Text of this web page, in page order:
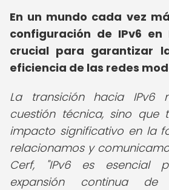
En un mundo cada vez
configuración de IPv6 en
crucial para garantizar
eficiencia de las redes
La transición hacia IPv6
cuestión técnica, sino que
impacto significativo en la
relacionamos y
Cerf, "IPv6 es esencial
expansión continua